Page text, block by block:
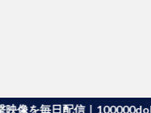
日配信｜100000dobu